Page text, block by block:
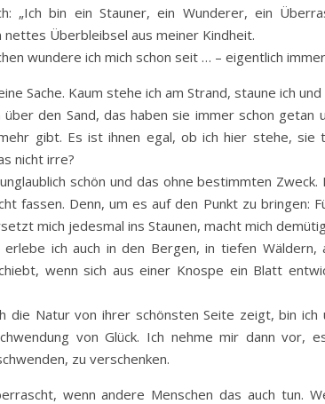
„Ich bin ein Stauner, ein Wunderer, ein
nettes Überbleibsel aus meiner Kindheit.
wundere ich mich schon seit … – eigentlich
Sache. Kaum stehe ich am Strand, staune ich
über den Sand, das haben sie immer schon
gibt. Es ist ihnen egal, ob ich hier stehe,
nicht irre?
schön und das ohne bestimmten
fassen. Denn, um es auf den Punkt zu bringen:
mich jedesmal ins Staunen, macht mich
erlebe ich auch in den Bergen, in tiefen Wäldern,
wenn sich aus einer Knospe ein Blatt
die Natur von ihrer schönsten Seite zeigt, bin
von Glück. Ich nehme mir dann vor,
zu verschenken.
wenn andere Menschen das auch tun.